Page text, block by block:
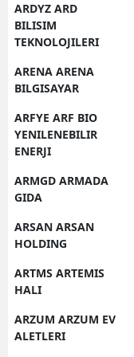
ARDYZ ARD
BILISIM
TEKNOLOJILERI
ARENA ARENA
BILGISAYAR
ARFYE ARF BIO
YENILENEBILIR
ENERJI
ARMGD ARMADA
GIDA
ARSAN ARSAN
HOLDING
ARTMS ARTEMIS
HALI
ARZUM ARZUM EV
ALETLERI